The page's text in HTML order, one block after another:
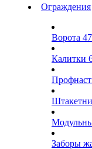
Ограждения
Ворота 47
Калитки
Заборы